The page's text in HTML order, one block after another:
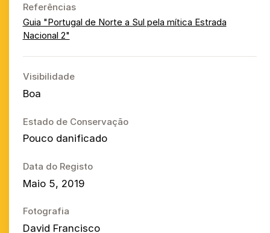
Referências
Guia "Portugal de Norte a Sul pela mítica Estrada
Nacional 2"
Visibilidade
Boa
Estado de Conservação
Pouco danificado
Data do Registo
Maio 5, 2019
Fotografia
David Francisco